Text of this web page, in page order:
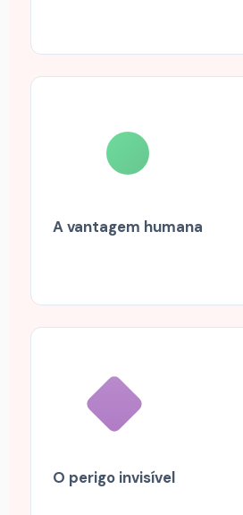
A vantagem humana
O perigo invisível